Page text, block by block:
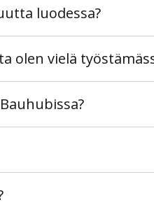
luodessa?
olen vielä